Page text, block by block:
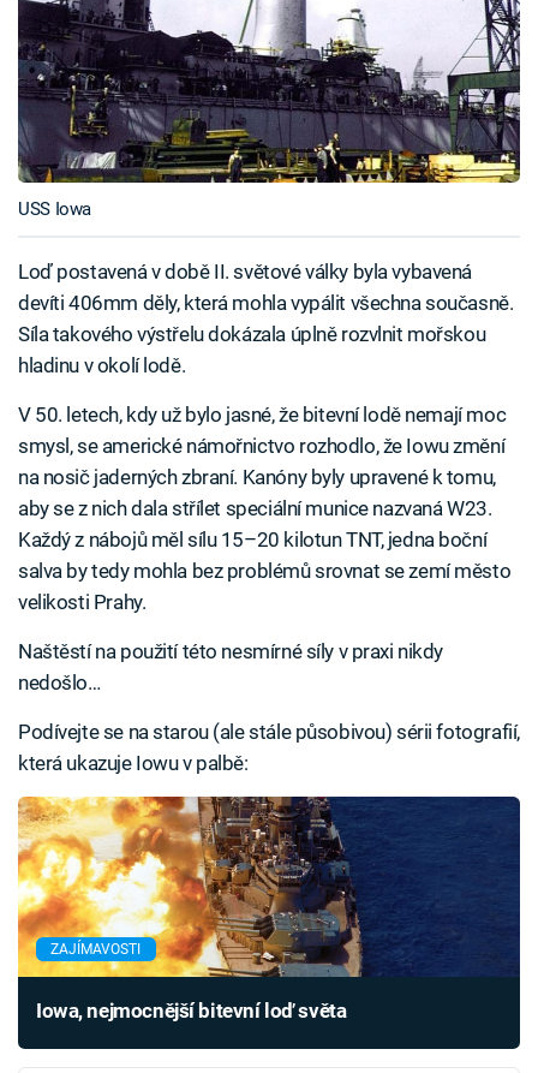
USS Iowa
Loď postavená v době II. světové války byla vybavená
devíti 406mm děly, která mohla vypálit všechna současně.
Síla takového výstřelu dokázala úplně rozvlnit mořskou
hladinu v okolí lodě.
V 50. letech, kdy už bylo jasné, že bitevní lodě nemají moc
smysl, se americké námořnictvo rozhodlo, že Iowu změní
na nosič jaderných zbraní. Kanóny byly upravené k tomu,
aby se z nich dala střílet speciální munice nazvaná W23.
Každý z nábojů měl sílu 15–20 kilotun TNT, jedna boční
salva by tedy mohla bez problémů srovnat se zemí město
velikosti Prahy.
Naštěstí na použití této nesmírné síly v praxi nikdy
nedošlo…
Podívejte se na starou (ale stále působivou) sérii fotografií,
která ukazuje Iowu v palbě:
ZAJÍMAVOSTI
Iowa, nejmocnější bitevní loď světa